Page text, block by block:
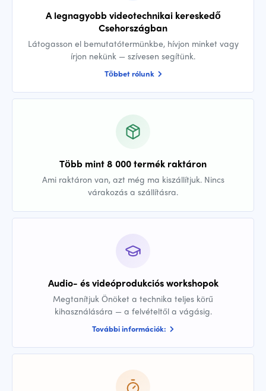
A legnagyobb videotechnikai kereskedő
Csehországban
Látogasson el bemutatótermünkbe, hívjon minket vagy
írjon nekünk — szívesen segítünk.
Többet rólunk
Több mint 8 000 termék raktáron
Ami raktáron van, azt még ma kiszállítjuk. Nincs
várakozás a szállításra.
Audio- és videóprodukciós workshopok
Megtanítjuk Önöket a technika teljes körű
kihasználására — a felvételtől a vágásig.
További információk: